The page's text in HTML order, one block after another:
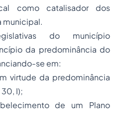
como catalisador dos
municipal.
do município
da predominância do
se em:
virtude da predominância
30, I);
de um Plano